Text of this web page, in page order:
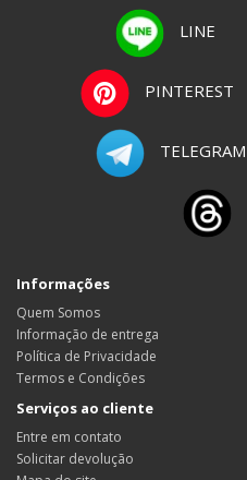
LINE
PINTEREST
TELEGRAM
Informações
Quem Somos
Informação de entrega
Política de Privacidade
Termos e Condições
Serviços ao cliente
Entre em contato
Solicitar devolução